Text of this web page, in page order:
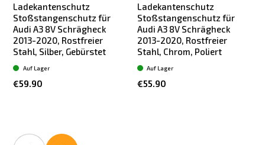
Ladekantenschutz
Stoßstangenschutz für
Audi A3 8V Schrägheck
2013-2020, Rostfreier
Stahl, Silber, Gebürstet
€59.90
Auf Lager
Ladekantenschutz
Stoßstangenschutz für
Audi A3 8V Schrägheck
2013-2020, Rostfreier
Stahl, Chrom, Poliert
€55.90
Auf Lager